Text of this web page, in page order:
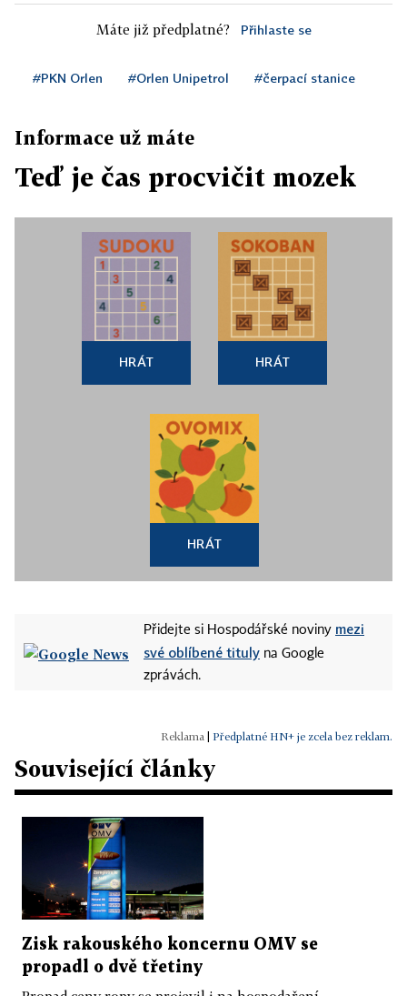
Máte již předplatné? Přihlaste se
#PKN Orlen #Orlen Unipetrol #čerpací stanice
Informace už máte
Teď je čas procvičit mozek
HRÁT HRÁT
HRÁT
Přidejte si Hospodářské noviny mezi
své oblíbené tituly na Google
zprávách.
Předplatné HN+ je zcela bez reklam.
Související články
Zisk rakouského koncernu OMV se
propadl o dvě třetiny